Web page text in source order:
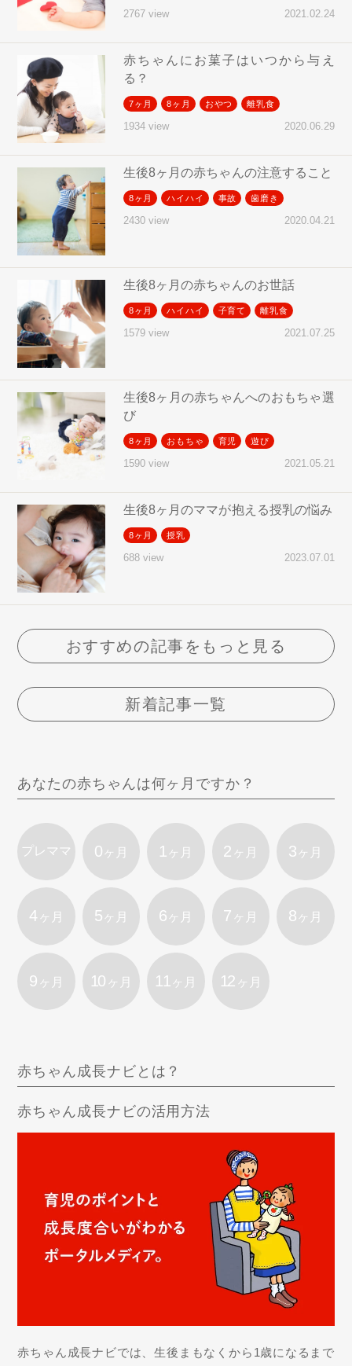
2767 view 2021.02.24
赤ちゃんにお菓子はいつから与え
る？
7ヶ月 8ヶ月 おやつ 離乳食
1934 view 2020.06.29
生後8ヶ月の赤ちゃんの注意すること
8ヶ月 ハイハイ 事故 歯磨き
2430 view 2020.04.21
生後8ヶ月の赤ちゃんのお世話
8ヶ月 ハイハイ 子育て 離乳食
1579 view 2021.07.25
生後8ヶ月の赤ちゃんへのおもちゃ選
び
8ヶ月 おもちゃ 育児 遊び
1590 view 2021.05.21
生後8ヶ月のママが抱える授乳の悩み
8ヶ月 授乳
688 view 2023.07.01
おすすめの記事をもっと見る
新着記事一覧
あなたの赤ちゃんは何ヶ月ですか？
プレママ 0 ヶ月 1 ヶ月 2 ヶ月 3 ヶ月
4 ヶ月 5 ヶ月 6 ヶ月 7 ヶ月 8 ヶ月
9 ヶ月 10 ヶ月 11 ヶ月 12 ヶ月
赤ちゃん成長ナビとは？
赤ちゃん成長ナビの活用方法
赤ちゃん成長ナビでは、生後まもなくから1歳になるまで